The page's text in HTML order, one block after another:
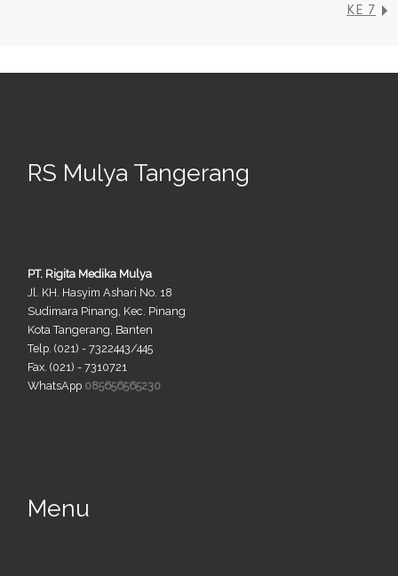
KE 7
RS Mulya Tangerang
PT. Rigita Medika Mulya
Jl. KH. Hasyim Ashari No. 18
Sudimara Pinang, Kec. Pinang
Kota Tangerang, Banten
Telp. (021) - 7322443/445
Fax. (021) - 7310721
WhatsApp 085656565230
Menu